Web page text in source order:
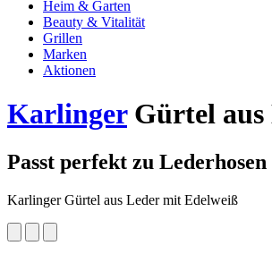
Heim & Garten
Beauty & Vitalität
Grillen
Marken
Aktionen
KarlingerGürtel aus
Passt perfekt zu Lederhosen
Karlinger Gürtel aus Leder mit Edelweiß